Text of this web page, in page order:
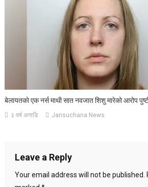
बेलायतकाे एक नर्स माथी सात नवजात शिशु मारेको आरोप
३ वर्ष अगाडि Jansuchana News
Leave a Reply
Your email address will not be published.